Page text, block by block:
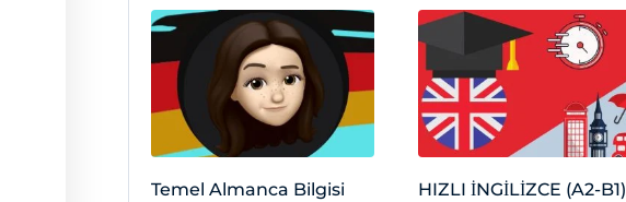
Temel Almanca Bilgisi HIZLI İNGİLİZCE (A2-B1)